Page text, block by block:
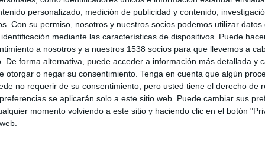
personalizado, medición de publicidad y contenido,
Con su permiso, nosotros y nuestros socios podemos utilizar datos
mediante las características de dispositivos. Puede
a nosotros y a nuestros 1538 socios para que llevemos a
De forma alternativa, puede acceder a información más detallada y
otorgar o negar su consentimiento. Tenga en cuenta que algún
no requerir de su consentimiento, pero usted tiene el derecho de
se aplicarán solo a este sitio web. Puede cambiar sus
momento volviendo a este sitio y haciendo clic en el botón
de los códigos tradicionales del turismo
y aspiracional. Bajo el concepto
una forma de viajar asociada al disfrute de los
y la belleza de los entornos singulares.
femenina suspendida sobre un caballito de mar
tonos rosados, corales y dorados. El resultado es
construyendo una metáfora visual del placer
habitual de playas, piscinas o paisajes